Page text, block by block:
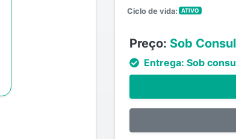
Ciclo de vida:
ATIVO
Preço: Sob
Entrega: Sob